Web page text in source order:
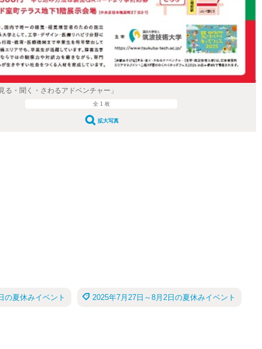
る・聞く・さわるアドベンチャー」
全 1 枚
拡大写真
の夏休みイベント 2025年7月27日～8月2日の夏休みイベント